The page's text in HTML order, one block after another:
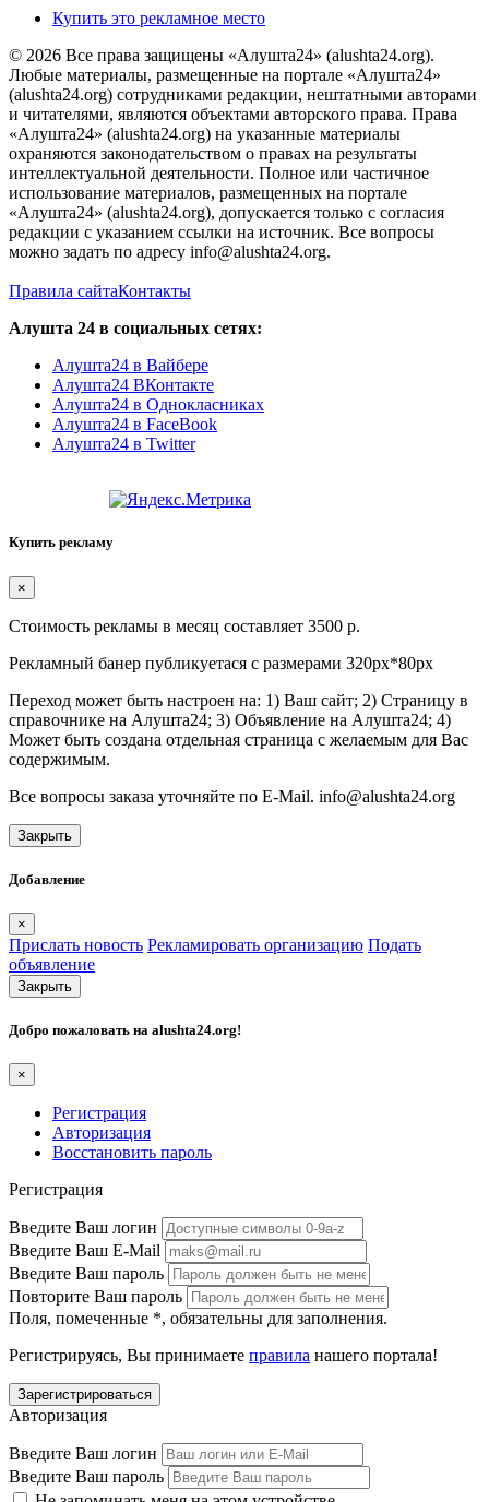
Купить это рекламное место
© 2026 Все права защищены «Алушта24» (alushta24.org).
Любые материалы, размещенные на портале «Алушта24»
(alushta24.org) сотрудниками редакции, нештатными авторами
и читателями, являются объектами авторского права. Права
«Алушта24» (alushta24.org) на указанные материалы
охраняются законодательством о правах на результаты
интеллектуальной деятельности. Полное или частичное
использование материалов, размещенных на портале
«Алушта24» (alushta24.org), допускается только с согласия
редакции с указанием ссылки на источник. Все вопросы
можно задать по адресу info@alushta24.org.
Правила сайтаКонтакты
Алушта 24 в социальных сетях:
Алушта24 в Вайбере
Алушта24 ВКонтакте
Алушта24 в Однокласниках
Алушта24 в FaceBook
Алушта24 в Twitter
Купить рекламу
×
Стоимость рекламы в месяц составляет 3500 р.
Рекламный банер публикуетася с размерами 320px*80px
Переход может быть настроен на: 1) Ваш сайт; 2) Страницу в
справочнике на Алушта24; 3) Объявление на Алушта24; 4)
Может быть создана отдельная страница с желаемым для Вас
содержимым.
Все вопросы заказа уточняйте по E-Mail. info@alushta24.org
Закрыть
Добавление
×
Прислать новость Рекламировать организацию Подать
объявление
Закрыть
Добро пожаловать на alushta24.org!
×
Регистрация
Авторизация
Восстановить пароль
Регистрация
Введите Ваш логин
Введите Ваш E-Mail
Введите Ваш пароль
Повторите Ваш пароль
Поля, помеченные *, обязательны для заполнения.
Регистрируясь, Вы принимаете правила нашего портала!
Авторизация
Введите Ваш логин
Введите Ваш пароль